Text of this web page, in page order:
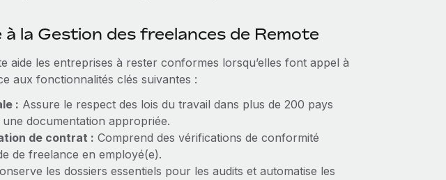
la Gestion des freelances de Remote
aide les entreprises à rester conformes lorsqu’elles font appel à
aux fonctionnalités clés suivantes :
: Assure le respect des lois du travail dans plus de 200 pays
documentation appropriée.
de contrat : Comprend des vérifications de conformité
de freelance en employé(e).
les dossiers essentiels pour les audits et automatise les